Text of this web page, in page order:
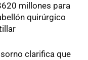
millones para
quirúrgico
clarifica que